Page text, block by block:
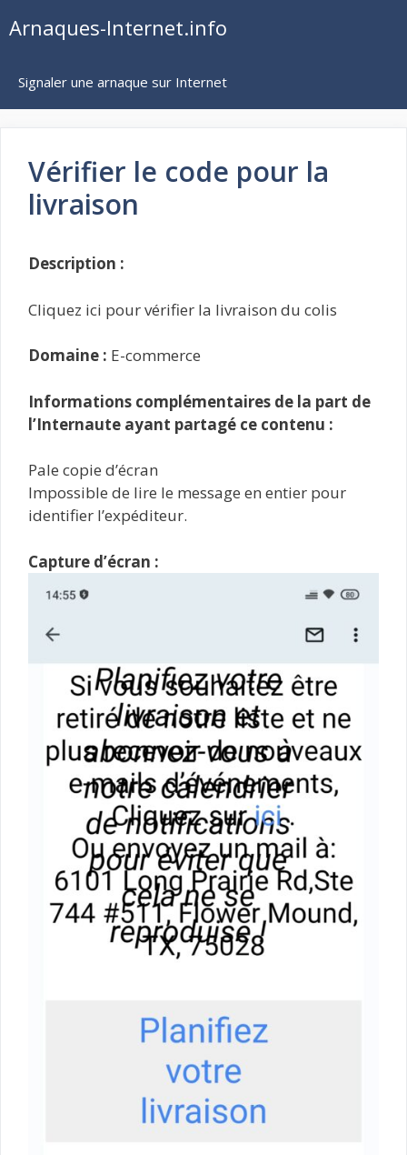
auArnaques-Internet.info
Signaler une arnaque sur Internet
Vérifier le code pour la
livraison
Description :
Cliquez ici pour vérifier la livraison du colis
Domaine : E-commerce
Informations complémentaires de la part de
l’Internaute ayant partagé ce contenu :
Pale copie d’écran
Impossible de lire le message en entier pour
identifier l’expéditeur.
Capture d’écran :